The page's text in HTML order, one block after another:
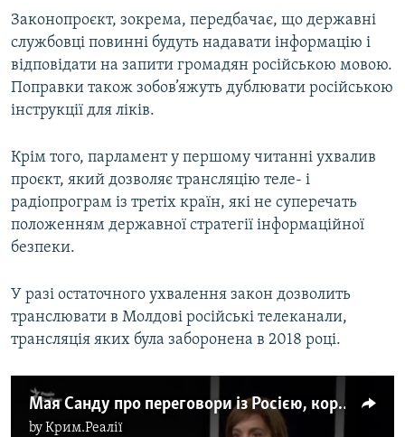
Законопроєкт, зокрема, передбачає, що державні
службовці повинні будуть надавати інформацію і
відповідати на запити громадян російською мовою.
Поправки також зобов’яжуть дублювати російською
інструкції для ліків.
Крім того, парламент у першому читанні ухвалив
проєкт, який дозволяє трансляцію теле- і
радіопрограм із третіх країн, які не суперечать
положенням державної стратегії інформаційної
безпеки.
У разі остаточного ухвалення закон дозволить
транслювати в Молдові російські телеканали,
трансляція яких була заборонена в 2018 році.
Мая Санду про переговори із Росією, корупцію у Молдові та проведення дострокових парламентських виборів (відео)
byКрим.Реалії